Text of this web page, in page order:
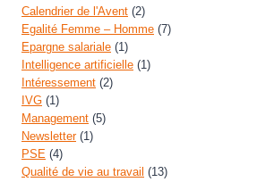
Calendrier de l'Avent (2)
Egalité Femme – Homme (7)
Epargne salariale (1)
Intelligence artificielle (1)
Intéressement (2)
IVG (1)
Management (5)
Newsletter(1)
PSE (4)
Qualité de vie au travail (13)